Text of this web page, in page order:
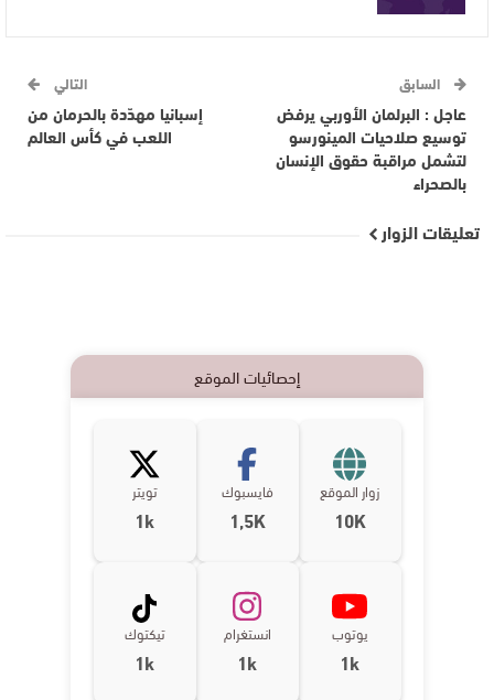
السابق
عاجل : البرلمان الأوربي يرفض
توسيع صلاحيات المينورسو
لتشمل مراقبة حقوق الإنسان
بالصحراء
التالي
إسبانيا مهدّدة بالحرمان من
اللعب في كأس العالم
تعليقات الزوار
إحصائيات الموقع
زوار الموقع
10K
فايسبوك
1,5K
تويتر
1k
يوتوب
1k
انستغرام
1k
تيكتوك
1k